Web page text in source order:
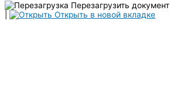
Перезагрузить документ
Открыть в новой вкладке